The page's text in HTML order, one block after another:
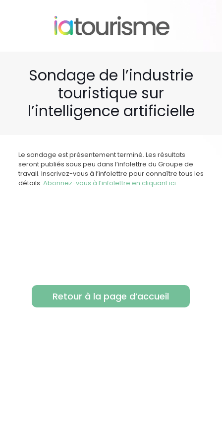
Sondage de l’industrie
touristique sur
l’intelligence artificielle
Le sondage est présentement terminé. Les résultats
seront publiés sous peu dans l’infolettre du Groupe de
travail. Inscrivez-vous à l’infolettre pour connaître tous les
détails: Abonnez-vous à l’infolettre en cliquant ici.
Retour à la page d’accueil